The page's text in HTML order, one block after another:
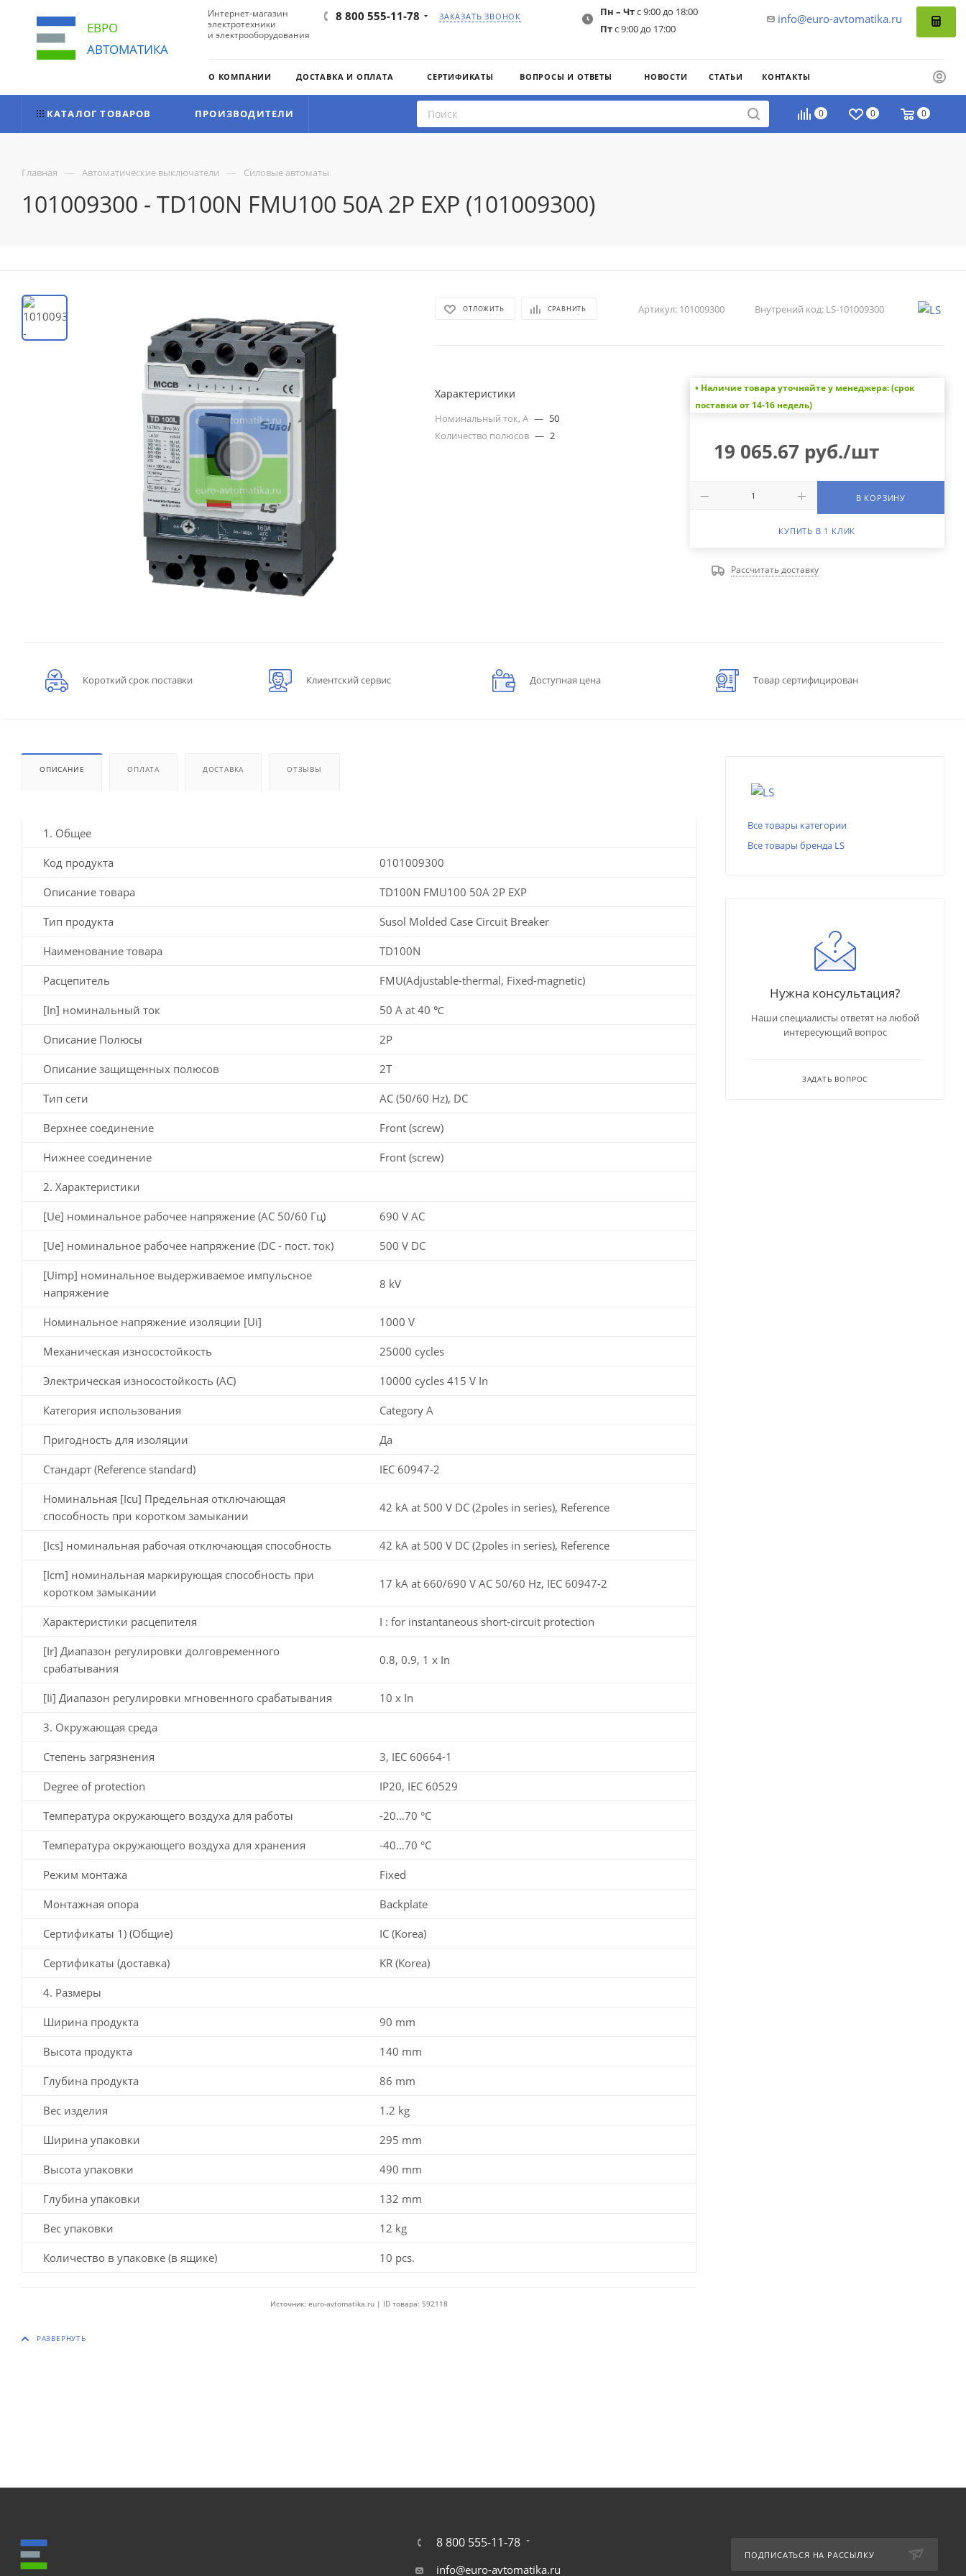
ЕВРО
АВТОМАТИКА
Интернет-магазин
электротехники
и электрооборудования
8 800 555-11-78 ЗАКАЗАТЬ ЗВОНОК info@euro-avtomatika.ru
Пн – Чтс 9:00 до 18:00
Птс 9:00 до 17:00
О КОМПАНИИ ДОСТАВКА И ОПЛАТА СЕРТИФИКАТЫ ВОПРОСЫ И ОТВЕТЫ НОВОСТИ СТАТЬИ КОНТАКТЫ
0 0 0
КАТАЛОГ ТОВАРОВ ПРОИЗВОДИТЕЛИ
Главная — Автоматические выключатели — Силовые автоматы
101009300 - TD100N FMU100 50A 2P EXP (101009300)
ОТЛОЖИТЬ СРАВНИТЬ Артикул: 101009300 Внутрений код: LS-101009300
Характеристики
Номинальный ток, А — 50
Количество полюсов — 2
• Наличие товара уточняйте у менеджера: (срок
поставки от 14-16 недель)
19 065.67 руб./шт
В КОРЗИНУ
КУПИТЬ В 1 КЛИК
Рассчитать доставку
Короткий срок поставки Клиентский сервис Доступная цена Товар сертифицирован
ОПИСАНИЕ ОПЛАТА ДОСТАВКА ОТЗЫВЫ
1. Общее
Код продукта 0101009300
Описание товара TD100N FMU100 50A 2P EXP
Тип продукта Susol Molded Case Circuit Breaker
Наименование товара TD100N
Расцепитель FMU(Adjustable-thermal, Fixed-magnetic)
[In] номинальный ток 50 A at 40 ℃
Описание Полюсы 2P
Описание защищенных полюсов 2T
Тип сети AC (50/60 Hz), DC
Верхнее соединение Front (screw)
Нижнее соединение Front (screw)
2. Характеристики
[Ue] номинальное рабочее напряжение (AC 50/60 Гц) 690 V AC
[Ue] номинальное рабочее напряжение (DC - пост. ток) 500 V DC
[Uimp] номинальное выдерживаемое импульсное
напряжение
8 kV
Номинальное напряжение изоляции [Ui] 1000 V
Механическая износостойкость 25000 cycles
Электрическая износостойкость (AC) 10000 cycles 415 V In
Категория использования Category A
Пригодность для изоляции Да
Стандарт (Reference standard) IEC 60947-2
Номинальная [Icu] Предельная отключающая
способность при коротком замыкании
42 kA at 500 V DC (2poles in series), Reference
[Ics] номинальная рабочая отключающая способность 42 kA at 500 V DC (2poles in series), Reference
[Icm] номинальная маркирующая способность при
коротком замыкании
17 kA at 660/690 V AC 50/60 Hz, IEC 60947-2
Характеристики расцепителя I : for instantaneous short-circuit protection
[Ir] Диапазон регулировки долговременного
срабатывания
0.8, 0.9, 1 x In
[Ii] Диапазон регулировки мгновенного срабатывания 10 x In
3. Окружающая среда
Степень загрязнения 3, IEC 60664-1
Degree of protection IP20, IEC 60529
Температура окружающего воздуха для работы -20…70 °C
Температура окружающего воздуха для хранения -40…70 °C
Режим монтажа Fixed
Монтажная опора Backplate
Сертификаты 1) (Общие) IC (Korea)
Сертификаты (доставка) KR (Korea)
4. Размеры
Ширина продукта 90 mm
Высота продукта 140 mm
Глубина продукта 86 mm
Вес изделия 1.2 kg
Ширина упаковки 295 mm
Высота упаковки 490 mm
Глубина упаковки 132 mm
Вес упаковки 12 kg
Количество в упаковке (в ящике) 10 pcs.
Источник: euro-avtomatika.ru | ID товара: 592118
Все товары категории
Все товары бренда LS
Нужна консультация?
Наши специалисты ответят на любой
интересующий вопрос
ЗАДАТЬ ВОПРОС
8 800 555-11-78
info@euro-avtomatika.ru
ПОДПИСАТЬСЯ НА РАССЫЛКУ